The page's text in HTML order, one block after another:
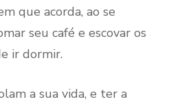
que acorda, ao se
seu café e escovar os
ir dormir.
a sua vida, e ter a